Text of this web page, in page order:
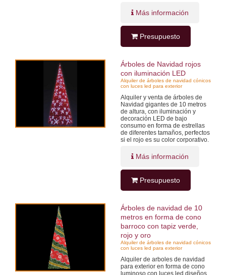
Más información
Presupuesto
Árboles de Navidad rojos
con iluminación LED
Alquiler de árboles de navidad cónicos
con luces led para exterior
Alquiler y venta de árboles de
Navidad gigantes de 10 metros
de altura, con iluminación y
decoración LED de bajo
consumo en forma de estrellas
de diferentes tamaños, perfectos
si el rojo es su color corporativo.
Más información
Presupuesto
Árboles de navidad de 10
metros en forma de cono
barroco con tapiz verde,
rojo y oro
Alquiler de árboles de navidad cónicos
con luces led para exterior
Alquiler de arboles de navidad
para exterior en forma de cono
luminoso con luces led diseños